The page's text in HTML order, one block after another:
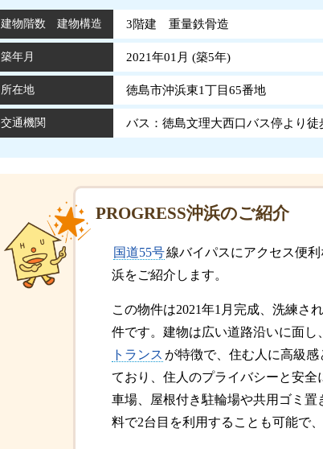
建物階数 建物構造 3階建 重量鉄骨造
築年月 2021年01月 (築5年)
所在地 徳島市沖浜東1丁目65番地
交通機関 バス：徳島文理大西口バス停より
PROGRESS沖浜のご紹介
国道55号線バイパスにアクセス便
浜をご紹介します。
この物件は2021年1月完成、洗練さ
件です。建物は広い道路沿いに面
トランス が特徴で、住む人に高級
ており、住人のプライバシーと安
車場、屋根付き駐輪場や共用ゴミ
料で2台目を利用することも可能で